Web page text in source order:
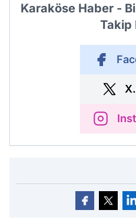
Karaköse Haber -
Takip